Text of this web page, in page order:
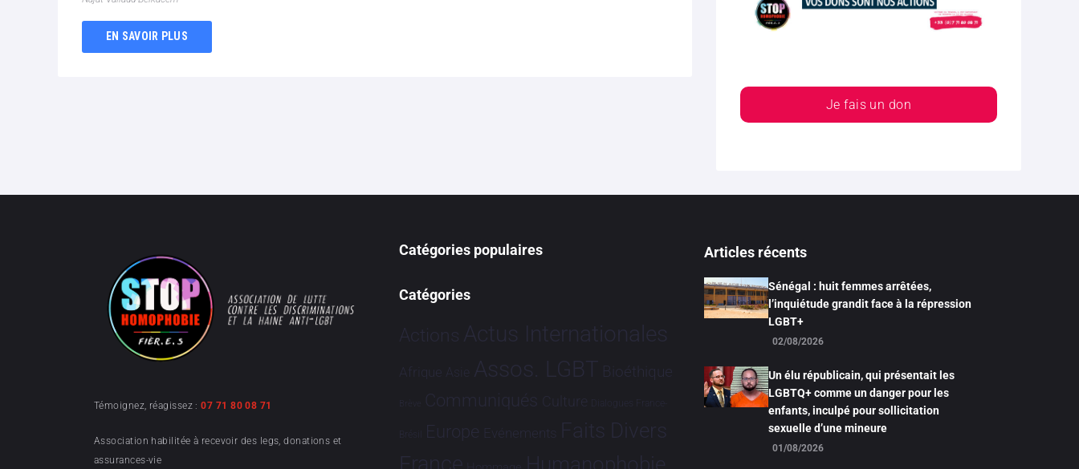
EN SAVOIR PLUS
Je fais un don
Témoignez, réagissez :07 71 80 08 71
Association habilitée à recevoir des legs, donations et
assurances-vie
Catégories populaires
Catégories
Actions Actus Internationales
Afrique Asie Assos. LGBT Bioéthique
Brève Communiqués Culture Dialogues France-
Brésil Europe Evénements Faits Divers
Humanophobie
Articles récents
Sénégal : huit femmes arrêtées,
l’inquiétude grandit face à la répression
LGBT+
02/08/2026
Un élu républicain, qui présentait les
LGBTQ+ comme un danger pour les
enfants, inculpé pour sollicitation
sexuelle d’une mineure
01/08/2026